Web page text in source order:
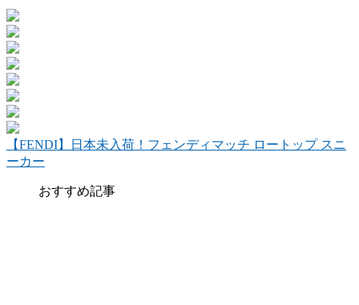
【FENDI】日本未入荷！フェンディマッチ ロートップ スニ
ーカー
おすすめ記事